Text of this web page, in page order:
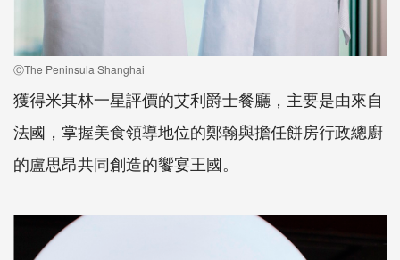
ⒸThe Peninsula Shanghai
獲得米其林一星評價的艾利爵士餐廳，主要是由來自
法國，掌握美食領導地位的鄭翰與擔任餅房行政總廚
的盧思昂共同創造的饗宴王國。